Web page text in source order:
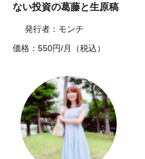
ない投資の葛藤と生原稿
発行者：モンチ
価格：550円/月（税込）